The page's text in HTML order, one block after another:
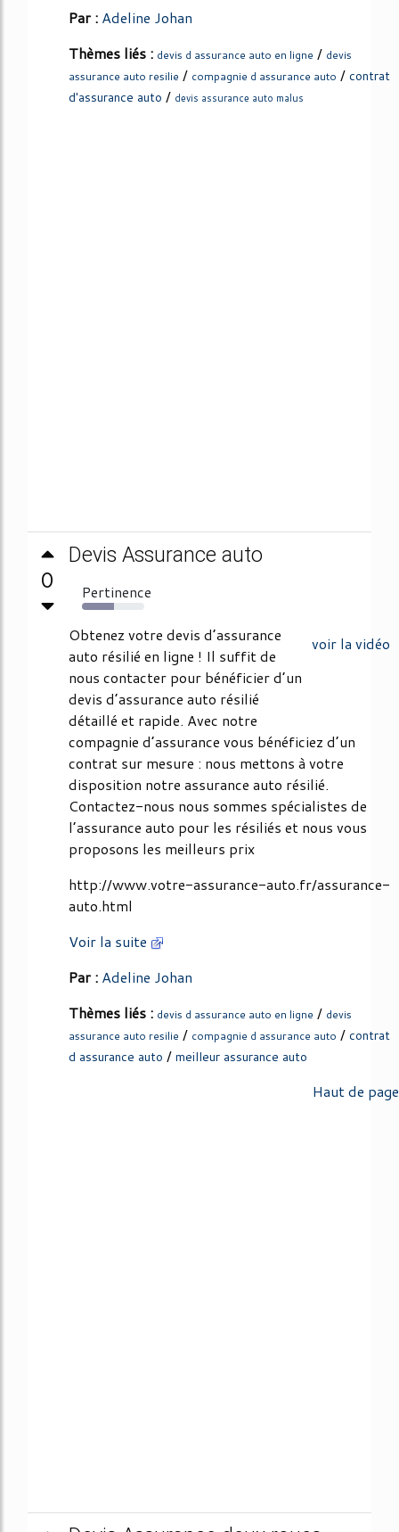
Par : Adeline Johan
Thèmes liés : devis d assurance auto en ligne / devis
assurance auto resilie / compagnie d assurance auto / contrat
d'assurance auto / devis assurance auto malus
0
Devis Assurance auto
Pertinence
51%
voir la vidéo
Obtenez votre devis d’assurance
auto résilié en ligne ! Il suffit de
nous contacter pour bénéficier d’un
devis d’assurance auto résilié
détaillé et rapide. Avec notre
compagnie d’assurance vous bénéficiez d’un
contrat sur mesure : nous mettons à votre
disposition notre assurance auto résilié.
Contactez-nous nous sommes spécialistes de
l’assurance auto pour les résiliés et nous vous
proposons les meilleurs prix
http://www.votre-assurance-auto.fr/assurance-
auto.html
Voir la suite
Par : Adeline Johan
Thèmes liés : devis d assurance auto en ligne / devis
assurance auto resilie / compagnie d assurance auto / contrat
d assurance auto / meilleur assurance auto
Haut de page